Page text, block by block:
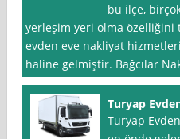
bu ilçe,
yerleşim yeri olma özelliğini
evden eve nakliyat
haline gelmiştir. Bağcılar
Turyap
Turyap